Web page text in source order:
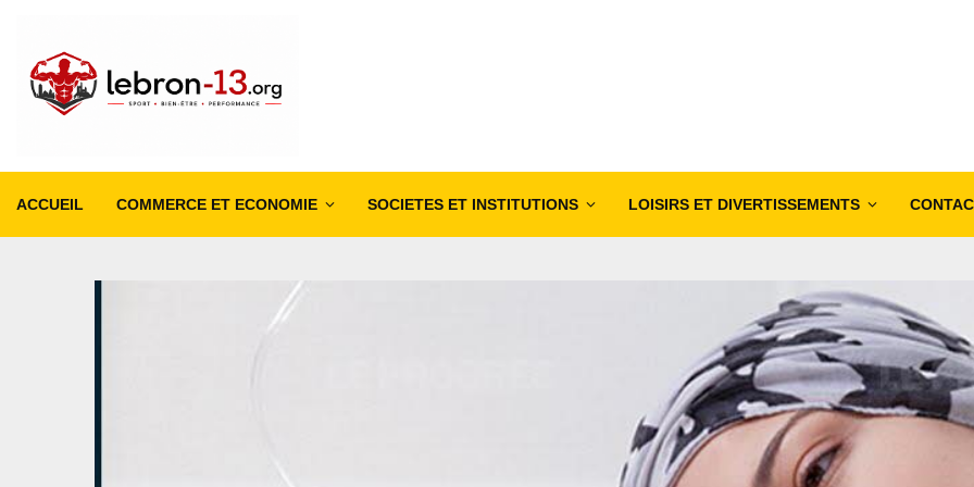
ACCUEIL COMMERCE ET ECONOMIE SOCIETES ET INSTITUTIONS LOISIRS ET DIVERTISSEMENTS